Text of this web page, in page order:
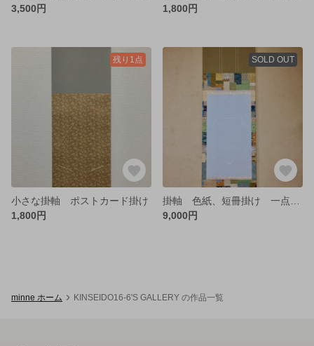
3,500円
1,800円
残り1点
小さな掛軸 ポストカード掛け
1,800円
SOLD OUT
9,000円
minne ホーム KINSEIDO16-6'S GALLERY の作品一覧